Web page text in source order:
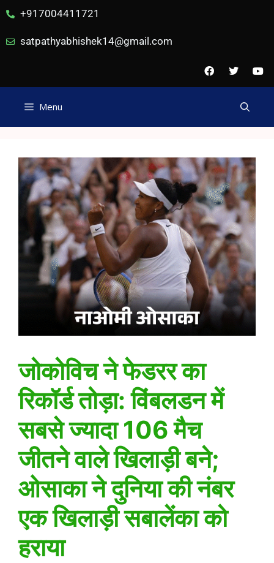
+917004411721
satpathyabhishek14@gmail.com
Menu
जोकोविच ने फेडरर का
रिकॉर्ड तोड़ा: विंबलडन में
सबसे ज्यादा 106 मैच
जीतने वाले खिलाड़ी बने;
ओसाका ने दुनिया की नंबर
एक खिलाड़ी सबालेंका को
हराया